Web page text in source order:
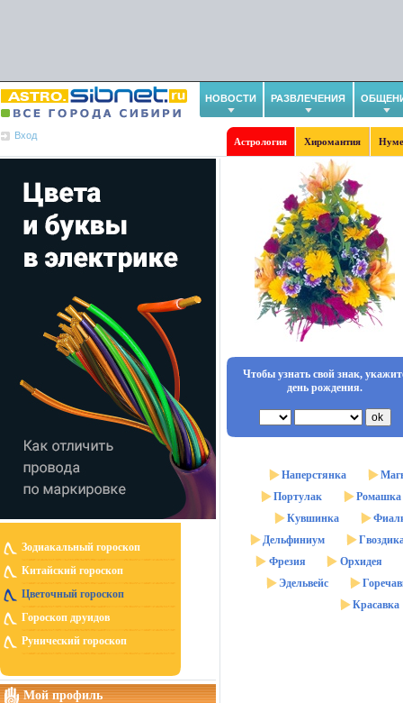
НОВОСТИ РАЗВЛЕЧЕНИЯ
Вход
Астрология Хиромантия
Зодиакальный гороскоп
Китайский гороскоп
Цветочный гороскоп
Гороскоп друидов
Рунический гороскоп
Мой профиль
Чтобы узнать свой знак,
день рождения.
Наперстянка
Портулак
Ромашка
Кувшинка
Дельфиниум
Фрезия
Орхидея
Эдельвейс
Красавка